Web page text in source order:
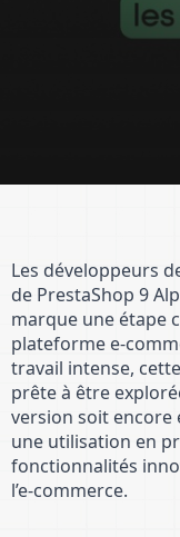
Les développeurs
de PrestaShop 9
marque une étape
plateforme e-
travail intense,
prête à être
version soit encore
une utilisation en
fonctionnalités
l’e-commerce.